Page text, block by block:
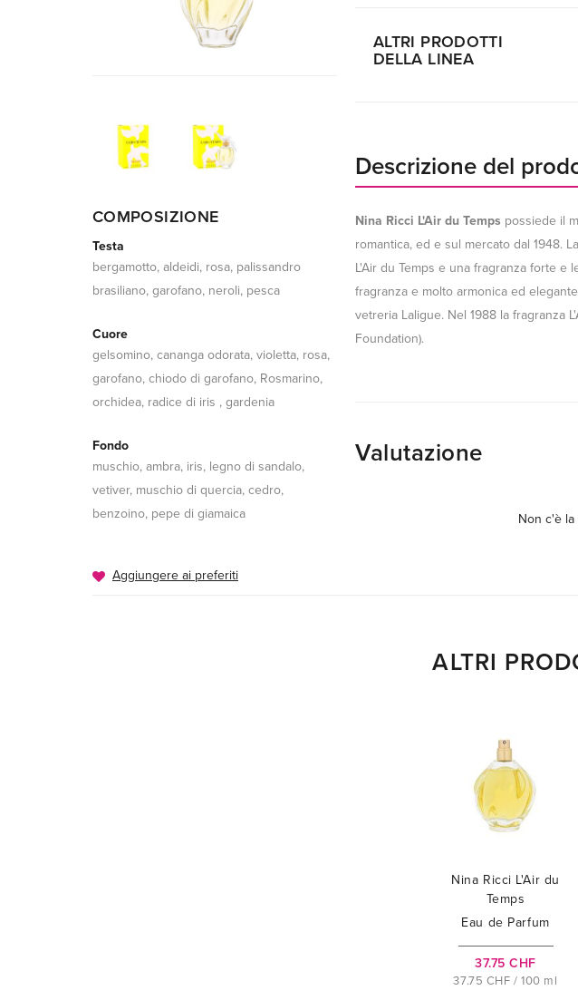
COMPOSIZIONE
Testa
bergamotto, aldeidi, rosa, palissandro
brasiliano, garofano, neroli, pesca
Cuore
gelsomino, cananga odorata, violetta, rosa,
garofano, chiodo di garofano, Rosmarino,
orchidea, radice di iris , gardenia
Fondo
muschio, ambra, iris, legno di sandalo,
vetiver, muschio di quercia, cedro,
benzoino, pepe di giamaica
Aggiungere ai preferiti
ALTRI PRODOTTI
DELLA LINEA
Descrizione del
Nina Ricci L'Air du Temps possiede il
romantica, ed e sul mercato dal 1948.
L'Air du Temps e una fragranza forte e
fragranza e molto armonica ed
vetreria Laligue. Nel 1988 la fragranza
Foundation).
Valutazione
Non c'è
ALTRI
Nina Ricci L'Air du
Temps
Eau de Parfum
37.75 CHF
37.75 CHF / 100 ml